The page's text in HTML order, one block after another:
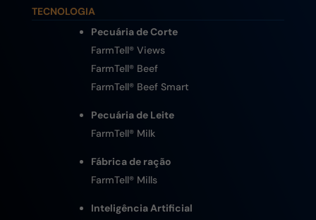
TECNOLOGIA
Pecuária de Corte
FarmTell® Views
FarmTell® Beef
FarmTell® Beef Smart
Pecuária de Leite
FarmTell® Milk
Fábrica de ração
FarmTell® Mills
Inteligência Artificial